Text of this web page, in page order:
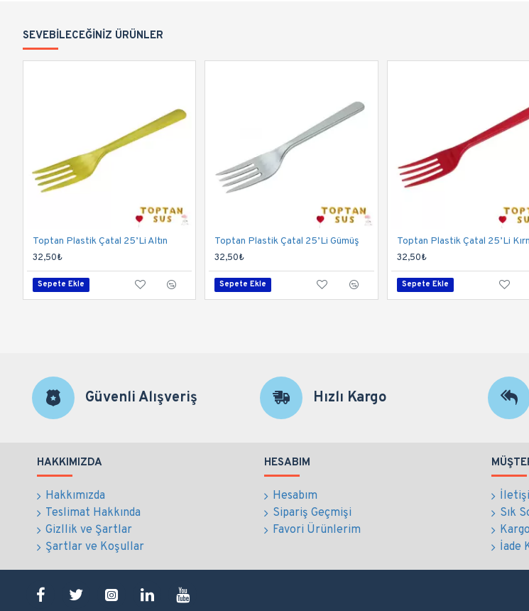
SEVEBILECEĞINIZ ÜRÜNLER
Toptan Plastik Çatal 25’Li Altın
32,50₺
Sepete Ekle
Toptan Plastik Çatal 25’Li Gümüş
32,50₺
Sepete Ekle
Toptan Plastik Çatal 25’Li
32,50₺
Sepete Ekle
Güvenli Alışveriş Hızlı Kargo
HAKKIMIZDA
Hakkımızda
Teslimat Hakkında
Gizllik ve Şartlar
Şartlar ve Koşullar
HESABIM
Hesabım
Sipariş Geçmişi
Favori Ürünlerim
Sık
İade